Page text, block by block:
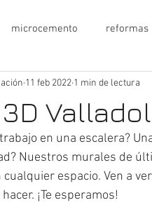
microcemento reformas
11 feb 2022 1 min de lectura
en una escalera?
Nuestros murales de
espacio. Ven a
¡Te esperamos!